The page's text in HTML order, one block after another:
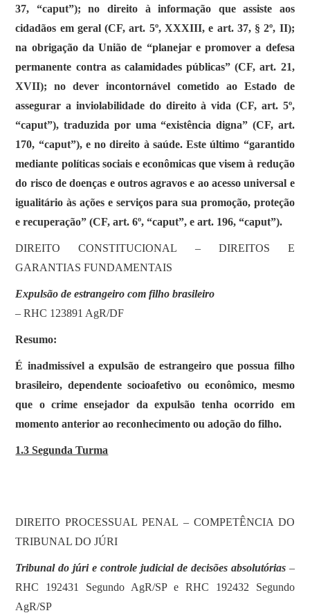
37, “caput”); no direito à informação que assiste aos
cidadãos em geral (CF, art. 5º, XXXIII, e art. 37, § 2º, II);
na obrigação da União de “planejar e promover a defesa
permanente contra as calamidades públicas” (CF, art. 21,
XVII); no dever incontornável cometido ao Estado de
assegurar a inviolabilidade do direito à vida (CF, art. 5º,
“caput”), traduzida por uma “existência digna” (CF, art.
170, “caput”), e no direito à saúde. Este último “garantido
mediante políticas sociais e econômicas que visem à redução
do risco de doenças e outros agravos e ao acesso universal e
igualitário às ações e serviços para sua promoção, proteção
e recuperação” (CF, art. 6º, “caput”, e art. 196, “caput”).
DIREITO CONSTITUCIONAL – DIREITOS E
GARANTIAS FUNDAMENTAIS
Expulsão de estrangeiro com filho brasileiro
– RHC 123891 AgR/DF
Resumo:
É inadmissível a expulsão de estrangeiro que possua filho
brasileiro, dependente socioafetivo ou econômico, mesmo
que o crime ensejador da expulsão tenha ocorrido em
momento anterior ao reconhecimento ou adoção do filho.
1.3 Segunda Turma
DIREITO PROCESSUAL PENAL – COMPETÊNCIA DO
TRIBUNAL DO JÚRI
Tribunal do júri e controle judicial de decisões absolutórias –
RHC 192431 Segundo AgR/SP e RHC 192432 Segundo
AgR/SP